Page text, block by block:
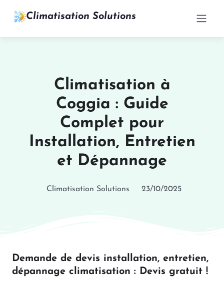
Climatisation Solutions
Climatisation à
Coggia : Guide
Complet pour
Installation, Entretien
et Dépannage
Climatisation Solutions 23/10/2025
Demande de devis installation, entretien,
dépannage climatisation : Devis gratuit !